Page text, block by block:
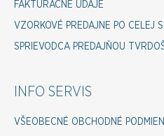
FAKTURAČNÉ ÚDAJE
VZORKOVÉ PREDAJNE PO CELEJ
SPRIEVODCA PREDAJŇOU
INFO SERVIS
VŠEOBECNÉ OBCHODNÉ